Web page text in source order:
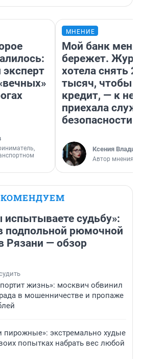
МНЕНИЕ
Мой банк меня
бережет.
хотела снять
тысяч, чтобы
кредит, — к
приехала
безопасности
Ксения
Автор мнения
судьбу»:
подпольной рюмочной
Рязани — обзор
жизнь»: москвич обвинил
в мошенничестве и пропаже
пирожные»: экстремально худые
попытках набрать вес любой